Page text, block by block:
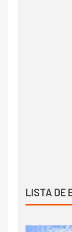
LISTA DE